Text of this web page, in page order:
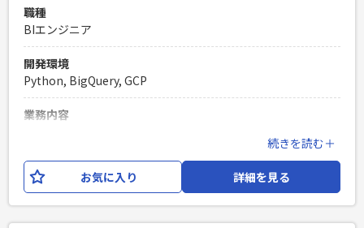
職種
BIエンジニア
開発環境
Python, BigQuery, GCP
業務内容
築・運用 ・関連部署や関連チームとのコミュニケーションが
必要になります ・BigQuery上のデータウェアハウス・データ
マートの加工処理の構築・運用 ・現行システムから新システ
続きを読む＋
お気に入り 詳細を見る